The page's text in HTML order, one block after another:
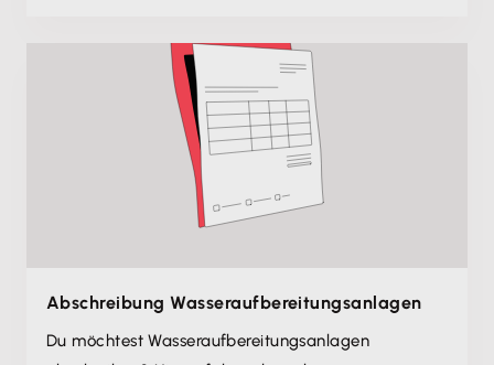
Abschreibung Wasserauf­bereitungsanlagen
Du möchtest Wasserauf­bereitungsanlagen